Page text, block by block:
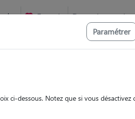
Favoris Devenir pet
visites et promenades
Promenades
Paramétrer
ci-dessous. Notez que si vous désactivez